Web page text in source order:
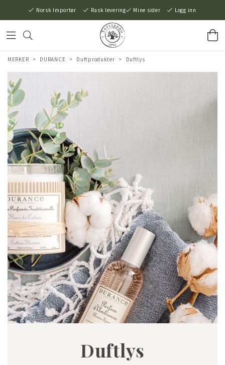
Norsk Importør Rask levering Mine sider Logg inn
MERKER > DURANCE > Duftprodukter > Duftlys
Duftlys